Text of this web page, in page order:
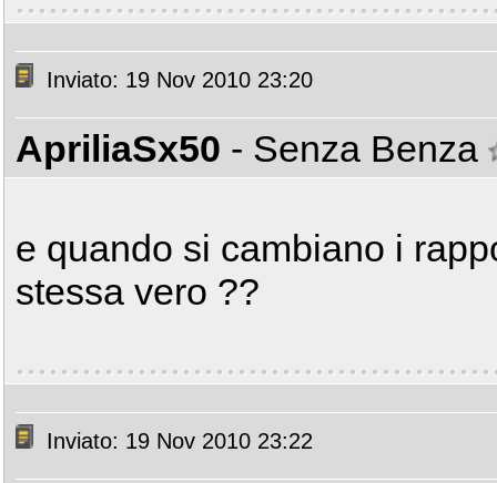
Inviato: 19 Nov 2010 23:20
ApriliaSx50 - Senza Benza
e quando si cambiano i
stessa vero ??
Inviato: 19 Nov 2010 23:22